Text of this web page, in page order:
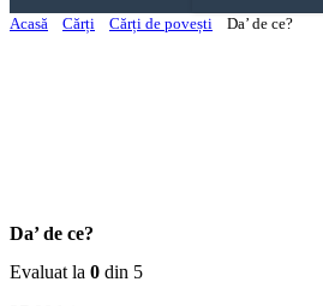
Acasă
Cărți Cărți de povești Da’ de ce?
Da’ de ce?
Evaluat la 0 din 5